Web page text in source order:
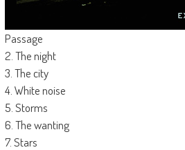
Passage
2. The night
3. The city
4. White noise
5. Storms
6. The wanting
7. Stars